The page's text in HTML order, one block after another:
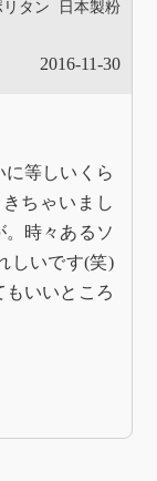
タン 日本製粉
2016-11-30
に等しいくら
ちゃいまし
。時々あるソ
しいです(笑)
もいいところ